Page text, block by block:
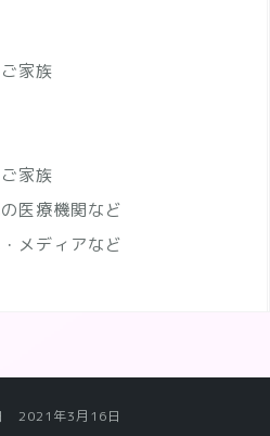
家族
家族
医療機関など
メディアなど
2021年3月16日